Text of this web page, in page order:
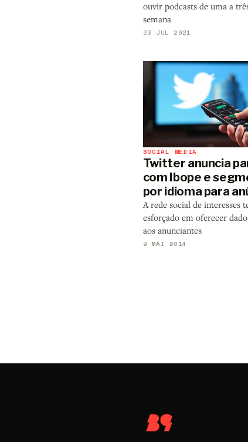
ouvir podcasts de uma a
semana
23 JUL 2021
SOCIAL MEDIA
Twitter anuncia
com Ibope e
por idioma para
A rede social de interesses
esforçado em oferecer
aos anunciantes
9 MAI 2014